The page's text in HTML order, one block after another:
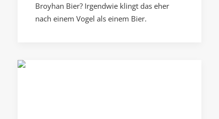
Broyhan Bier? Irgendwie klingt das eher
nach einem Vogel als einem Bier.